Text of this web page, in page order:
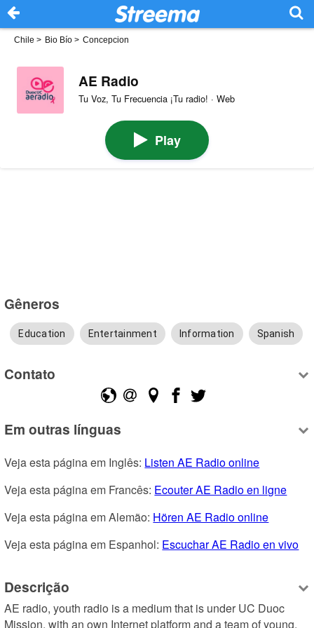
Chile > Bio Bío > Concepcion
AE Radio
Tu Voz, Tu Frecuencia ¡Tu radio! · Web
Play
Gêneros
Education Entertainment Information Spanish
Contato
Em outras línguas
Veja esta página em Inglês: Listen AE Radio online
Veja esta página em Francês: Ecouter AE Radio en ligne
Veja esta página em Alemão: Hören AE Radio online
Veja esta página em Espanhol: Escuchar AE Radio en vivo
Descrição
AE radio, youth radio is a medium that is under UC Duoc
Mission, with an own Internet platform and a team of young,